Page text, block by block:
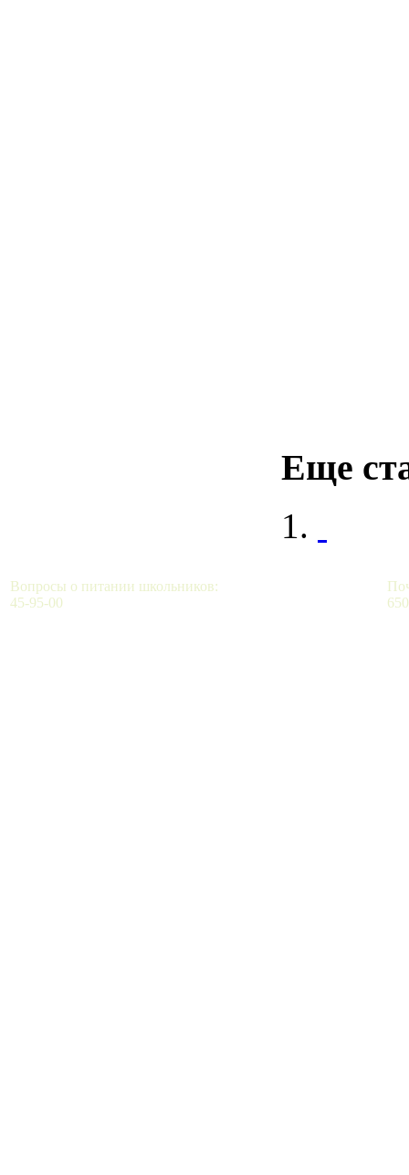
Еще
Вопросы о питании школьников:
45-95-00